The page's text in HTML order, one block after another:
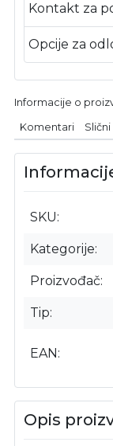
Kontakt za
Opcije za
Informacije o
Komentari
SKU
Kategorije
Proizvođač
Tip
EAN
Opis